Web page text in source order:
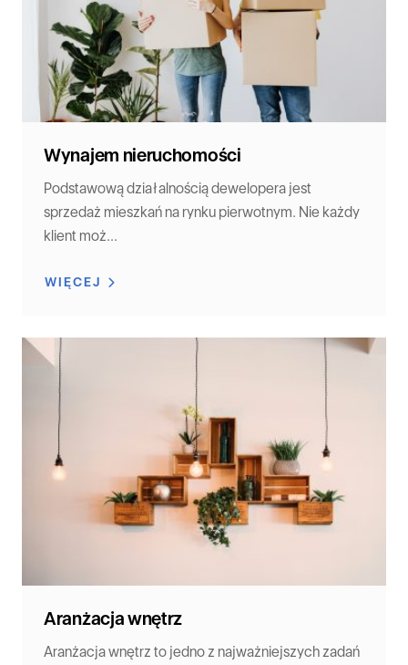
Wynajem nieruchomości
Podstawową działalnością dewelopera jest
sprzedaż mieszkań na rynku pierwotnym. Nie każdy
klient moż...
WIĘCEJ
Aranżacja wnętrz
Aranżacja wnętrz to jedno z najważniejszych zadań